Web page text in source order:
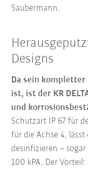
Saubermann.
Designs
Da sein
ist, ist der KR
und
Schutzart IP 67 für
für die Achse 4, lässt
desinfizieren –
100 kPA. Der